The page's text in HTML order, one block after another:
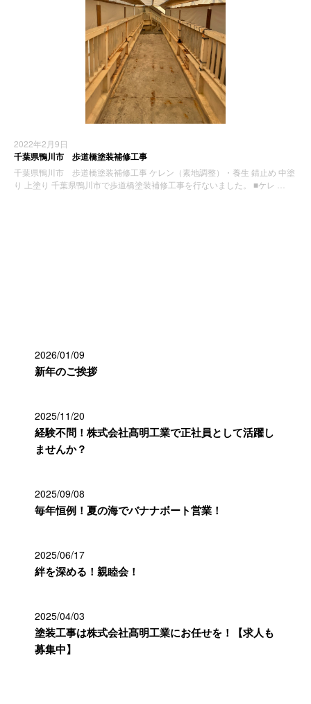
2022年2月9日
千葉県鴨川市 歩道橋塗装補修工事
千葉県鴨川市 歩道橋塗装補修工事 ケレン（素地調整）・養生 錆止め 中塗
り 上塗り 千葉県鴨川市で歩道橋塗装補修工事を行ないました。 ■ケレ …
2026/01/09
新年のご挨拶
2025/11/20
経験不問！株式会社髙明工業で正社員として活躍し
ませんか？
2025/09/08
毎年恒例！夏の海でバナナボート営業！
2025/06/17
絆を深める！親睦会！
2025/04/03
塗装工事は株式会社髙明工業にお任せを！【求人も
募集中】